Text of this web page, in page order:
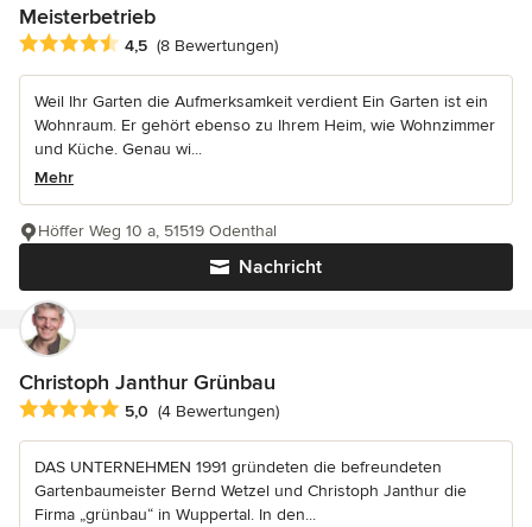
Meisterbetrieb
Durchschnittliche Bewertung: 4.5 von 5 Sternen
4,5 (8 Bewertungen)
Weil Ihr Garten die Aufmerksamkeit verdient Ein Garten ist ein
Wohnraum. Er gehört ebenso zu Ihrem Heim, wie Wohnzimmer
und Küche. Genau wi...
Mehr
Nachricht
Höffer Weg 10 a, 51519 Odenthal
Christoph Janthur Grünbau
Durchschnittliche Bewertung: 5 von 5 Sternen
5,0 (4 Bewertungen)
DAS UNTERNEHMEN 1991 gründeten die befreundeten
Gartenbaumeister Bernd Wetzel und Christoph Janthur die
Firma „grünbau“ in Wuppertal. In den...